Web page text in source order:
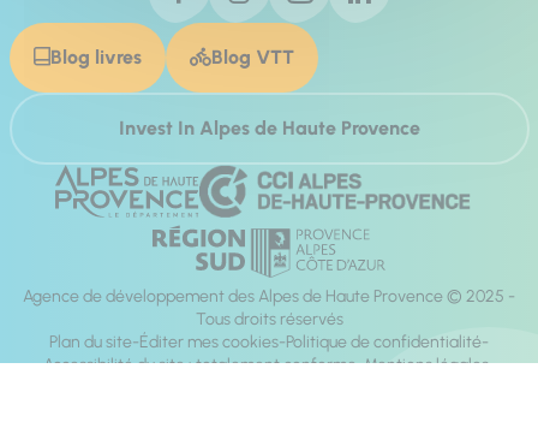
Blog livres Blog VTT
Invest In Alpes de Haute Provence
Agence de développement des Alpes de Haute Provence © 2025 -
Tous droits réservés
Plan du site Éditer mes cookies Politique de confidentialité
Accessibilité du site : totalement conforme Mentions légales